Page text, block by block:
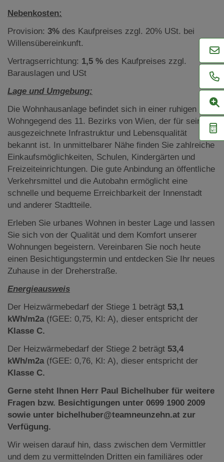
Nebenkosten:
Provision: 3% des Kaufpreises zzgl. 20% USt. bei
Willensübereinkunft.
Vertragserrichtung: 1,5 % des Kaufpreises zzgl.
Barauslagen und USt
Lage und Umgebung:
Die Wohnhausanlage befindet sich in einer ruhigen
Wohngegend des 11. Bezirks von Wien, der für seine
ausgezeichnete Infrastruktur und Lebensqualität
bekannt ist. In unmittelbarer Nähe finden Sie zahlreiche
Einkaufsmöglichkeiten, Schulen, Kindergärten und
Freizeiteinrichtungen. Die gute Anbindung an öffentliche
Verkehrsmittel und die Autobahn ermöglicht eine
schnelle und bequeme Erreichbarkeit der Innenstadt
und anderer Stadtteile.
Erleben Sie urbanes Wohnen in bester Lage und lassen
Sie sich von der Qualität und dem Komfort unserer
Wohnungen begeistern. Vereinbaren Sie noch heute
einen Besichtigungstermin und entdecken Sie Ihr neues
Zuhause in der Dreherstraße.
Energieausweis
Der Heizwärmebedarf der Stiege 1 beträgt 53,1
kWh/m2a(fGEE: 0,75, Kl: A), dieser entspricht der
Klasse C.
Der Heizwärmebedarf der Stiege 2 beträgt 53,4
kWh/m2a(fGEE: 0,76, Kl: A), dieser entspricht der
Klasse C.
Gerne steht Ihnen Herr Paul Bichelhuber für weitere
Fragen bzw. Besichtigungen unter 0699 1900 2009
sowie unter bichelhuber@teamneunzehn.at zur
Verfügung.
Wir weisen darauf hin, dass zwischen dem Vermittler
und dem zu vermittelnden Dritten ein familiäres oder